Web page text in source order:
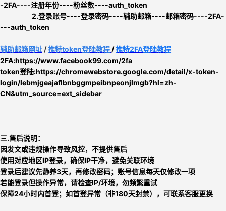
-2FA----注册年份----粉丝数----auth_token
2.登录账号----登录密码----辅助邮箱----邮箱密码----2FA-
---auth_token
辅助邮箱网址 /推特token登陆教程 /推特2FA登陆教程
2FA:https://www.facebook99.com/2fa
token登陆:https://chromewebstore.google.com/detail/x-token-
login/lebmjgeajaflbnbggmpeibnpeonjlmgb?hl=zh-
CN&utm_source=ext_sidebar
三.售后说明：
因发文或违规操作导致风控，不提供售后
使用对应地区IP登录，确保IP干净，避免关联环境
登录后建议先静养3天，再修改密码；账号信息每天仅修改一项
若能登录但操作异常，请检查IP/环境，勿频繁重试
保障24小时内首登；如首登异常（非180天封禁），可联系客服更换